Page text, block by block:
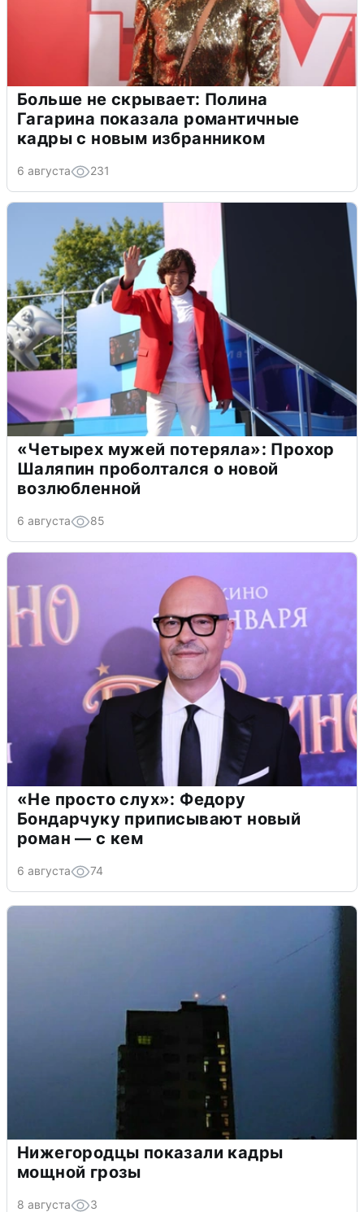
Больше не скрывает: Полина
Гагарина показала романтичные
кадры с новым избранником
6 августа 231
«Четырех мужей потеряла»: Прохор
Шаляпин проболтался о новой
возлюбленной
6 августа 85
«Не просто слух»: Федору
Бондарчуку приписывают новый
роман — с кем
6 августа 74
Нижегородцы показали кадры
мощной грозы
8 августа 3